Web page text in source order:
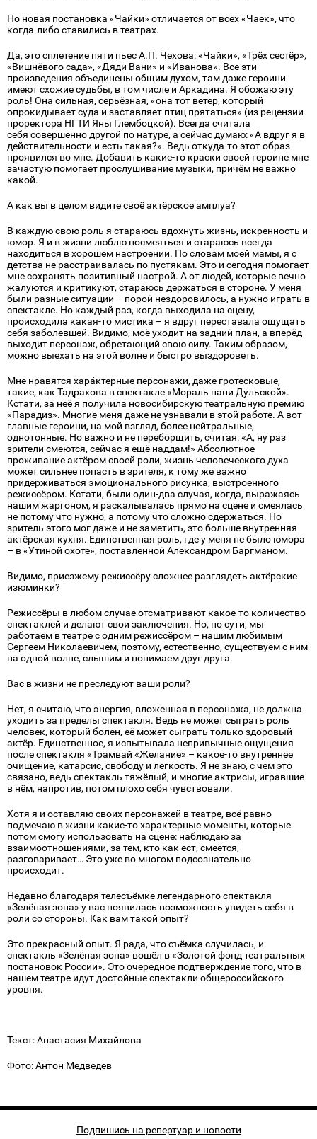
Но новая постановка «Чайки» отличается от всех «Чаек», что
когда-либо ставились в театрах.
Да, это сплетение пяти пьес А.П. Чехова: «Чайки», «Трёх сестёр»,
«Вишнёвого сада», «Дяди Вани» и «Иванова». Все эти
произведения объединены общим духом, там даже героини
имеют схожие судьбы, в том числе и Аркадина. Я обожаю эту
роль! Она сильная, серьёзная, «она тот ветер, который
опрокидывает суда и заставляет птиц прятаться» (из рецензии
проректора НГТИ Яны Глембоцкой). Всегда считала
себя совершенно другой по натуре, а сейчас думаю: «А вдруг я в
действительности и есть такая?». Ведь откуда-то этот образ
проявился во мне. Добавить какие-то краски своей героине мне
зачастую помогает прослушивание музыки, причём не важно
какой.
А как вы в целом видите своё актёрское амплуа?
В каждую свою роль я стараюсь вдохнуть жизнь, искренность и
юмор. Я и в жизни люблю посмеяться и стараюсь всегда
находиться в хорошем настроении. По словам моей мамы, я с
детства не расстраивалась по пустякам. Это и сегодня помогает
мне сохранять позитивный настрой. А от людей, которые вечно
жалуются и критикуют, стараюсь держаться в стороне. У меня
были разные ситуации – порой нездоровилось, а нужно играть в
спектакле. Но каждый раз, когда выходила на сцену,
происходила какая-то мистика – я вдруг переставала ощущать
себя заболевшей. Видимо, моё уходит на задний план, а вперёд
выходит персонаж, обретающий свою силу. Таким образом,
можно выехать на этой волне и быстро выздороветь.
Мне нравятся хара́ктерные персонажи, даже гротесковые,
такие, как Тадрахова в спектакле «Мораль пани Дульской».
Кстати, за неё я получила новосибирскую театральную премию
«Парадиз». Многие меня даже не узнавали в этой работе. А вот
главные героини, на мой взгляд, более нейтральные,
однотонные. Но важно и не переборщить, считая: «А, ну раз
зрители смеются, сейчас я ещё наддам!» Абсолютное
проживание актёром своей роли, жизнь человеческого духа
может сильнее попасть в зрителя, к тому же важно
придерживаться эмоционального рисунка, выстроенного
режиссёром. Кстати, были один-два случая, когда, выражаясь
нашим жаргоном, я раскалывалась прямо на сцене и смеялась
не потому что нужно, а потому что сложно сдержаться. Но
зритель этого мог даже и не заметить, это больше внутренняя
актёрская кухня. Единственная роль, где у меня не было юмора
– в «Утиной охоте», поставленной Александром Баргманом.
Видимо, приезжему режиссёру сложнее разглядеть актёрские
изюминки?
Режиссёры в любом случае отсматривают какое-то количество
спектаклей и делают свои заключения. Но, по сути, мы
работаем в театре с одним режиссёром – нашим любимым
Сергеем Николаевичем, поэтому, естественно, существуем с ним
на одной волне, слышим и понимаем друг друга.
Вас в жизни не преследуют ваши роли?
Нет, я считаю, что энергия, вложенная в персонажа, не должна
уходить за пределы спектакля. Ведь не может сыграть роль
человек, который болен, её может сыграть только здоровый
актёр. Единственное, я испытывала непривычные ощущения
после спектакля «Трамвай «Желание» – какое-то внутреннее
очищение, катарсис, свободу и лёгкость. Я не знаю, с чем это
связано, ведь спектакль тяжёлый, и многие актрисы, игравшие
в нём, напротив, потом плохо себя чувствовали.
Хотя я и оставляю своих персонажей в театре, всё равно
подмечаю в жизни какие-то характерные моменты, которые
потом смогу использовать на сцене: наблюдаю за
взаимоотношениями, за тем, кто как ест, смеётся,
разговаривает… Это уже во многом подсознательно
происходит.
Недавно благодаря телесъёмке легендарного спектакля
«Зелёная зона» у вас появилась возможность увидеть себя в
роли со стороны. Как вам такой опыт?
Это прекрасный опыт. Я рада, что съёмка случилась, и
спектакль «Зелёная зона» вошёл в «Золотой фонд театральных
постановок России». Это очередное подтверждение того, что в
нашем театре идут достойные спектакли общероссийского
уровня.
Текст:Анастасия Михайлова
Фото:Антон Медведев
Подпишись на репертуар и новости